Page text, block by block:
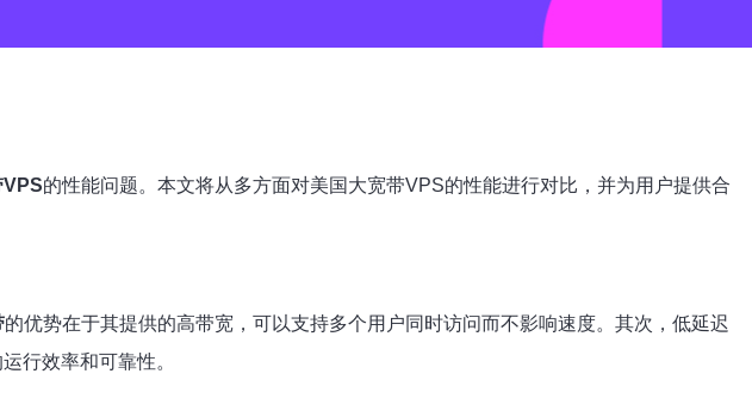
VPS的性能问题。本文将从多方面对美国大宽带VPS的性能进行对比，并为用户提供合
的优势在于其提供的高带宽，可以支持多个用户同时访问而不影响速度。其次，低延迟
行效率和可靠性。